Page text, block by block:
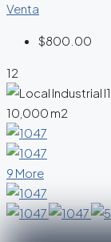
Venta
$800.00
12
9 More